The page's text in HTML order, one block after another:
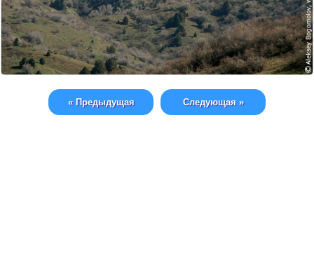
« Предыдущая Следующая »